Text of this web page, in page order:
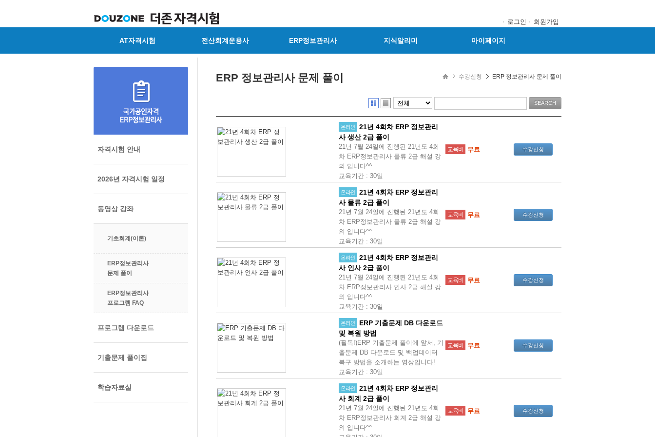
로그인 회원가입
AT자격시험 전산회계운용사 ERP정보관리사 지식알리미 마이페이지
자격시험 안내
2026년 자격시험 일정
동영상 강좌
기초회계(이론)
ERP정보관리사
문제 풀이
ERP정보관리사
프로그램 FAQ
프로그램 다운로드
기출문제 풀이집
학습자료실
수강신청 ERP 정보관리사 문제 풀이
ERP 정보관리사 문제 풀이
온라인
21년 4회차 ERP 정보관리
사 생산 2급 풀이
21년 7월 24일에 진행된 21년도 4회
차 ERP정보관리사 물류 2급 해설 강
의 입니다^^
교육기간 : 30일
교육비 무료 수강신청
온라인
21년 4회차 ERP 정보관리
사 물류 2급 풀이
21년 7월 24일에 진행된 21년도 4회
차 ERP정보관리사 물류 2급 해설 강
의 입니다^^
교육기간 : 30일
교육비 무료 수강신청
온라인
21년 4회차 ERP 정보관리
사 인사 2급 풀이
21년 7월 24일에 진행된 21년도 4회
차 ERP정보관리사 인사 2급 해설 강
의 입니다^^
교육기간 : 30일
교육비 무료 수강신청
온라인
ERP 기출문제 DB 다운로드
및 복원 방법
(필독!)ERP 기출문제 풀이에 앞서, 기
출문제 DB 다운로드 및 백업데이터
복구 방법을 소개하는 영상입니다!
교육기간 : 30일
교육비 무료 수강신청
온라인
21년 4회차 ERP 정보관리
사 회계 2급 풀이
21년 7월 24일에 진행된 21년도 4회
차 ERP정보관리사 회계 2급 해설 강
의 입니다^^
교육비 무료 수강신청